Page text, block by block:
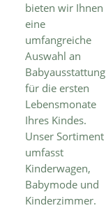
bieten wir Ihnen
eine
umfangreiche
Auswahl an
Babyausstattung
für die ersten
Lebensmonate
Ihres Kindes.
Unser Sortiment
umfasst
Kinderwagen,
Babymode und
Kinderzimmer.